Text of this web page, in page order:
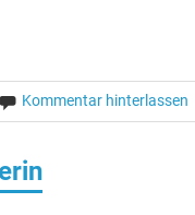
Kommentar hinterlassen